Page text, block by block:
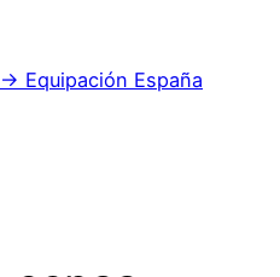
Equipación España